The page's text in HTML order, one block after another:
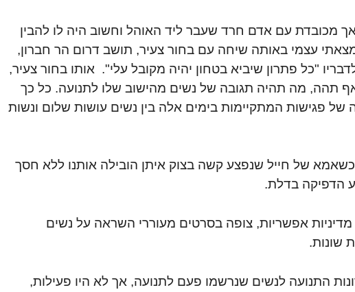
מכובדת עם אדם חרד שעבר ליד האוהל וחשוב היה לו להבין
עצמי באותה שיחה עם בחור צעיר, תושב דרום הר חברון,
"כל פתרון שיביא בטחון יהיה מקובל עלי". אותו בחור צעיר,
תהה, מה תהיה תגובה של נשים מהישוב שלו לתנועה. כל כך
פגישות המתקיימות בימים אלה בין נשים עושות שלום ונשות
של חייל שנפצע קשה בצוק איתן הובילה אותנו ללא חסך
הדפיקה בדלת.
אפשריות, צופה בסרטים מעוררי השראה על נשים
שונות.
התנועה לנשים שנרשמו פעם לתנועה, אך לא היו פעילות,